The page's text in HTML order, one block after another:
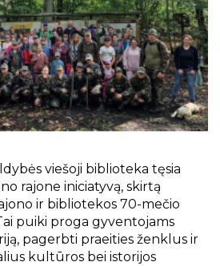
virtualios parodos
keliai Kauno rajone
viešoji biblioteka tęsia
rajone iniciatyvą, skirtą
ir bibliotekos 70-mečio
puiki proga gyventojams
pagerbti praeities ženklus ir
kultūros bei istorijos